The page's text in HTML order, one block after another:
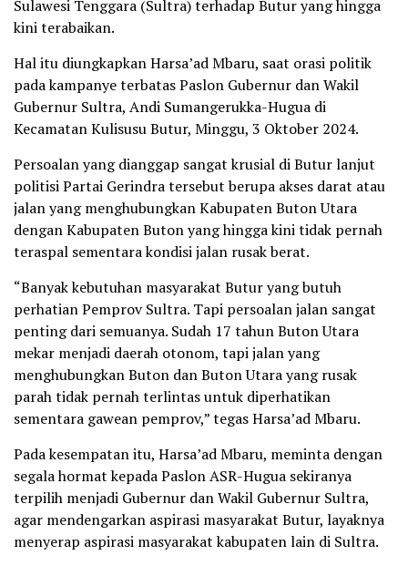
Sulawesi Tenggara (Sultra) terhadap Butur yang hingga
kini terabaikan.
Hal itu diungkapkan Harsa’ad Mbaru, saat orasi politik
pada kampanye terbatas Paslon Gubernur dan Wakil
Gubernur Sultra, Andi Sumangerukka-Hugua di
Kecamatan Kulisusu Butur, Minggu, 3 Oktober 2024.
Persoalan yang dianggap sangat krusial di Butur lanjut
politisi Partai Gerindra tersebut berupa akses darat atau
jalan yang menghubungkan Kabupaten Buton Utara
dengan Kabupaten Buton yang hingga kini tidak pernah
teraspal sementara kondisi jalan rusak berat.
“Banyak kebutuhan masyarakat Butur yang butuh
perhatian Pemprov Sultra. Tapi persoalan jalan sangat
penting dari semuanya. Sudah 17 tahun Buton Utara
mekar menjadi daerah otonom, tapi jalan yang
menghubungkan Buton dan Buton Utara yang rusak
parah tidak pernah terlintas untuk diperhatikan
sementara gawean pemprov,” tegas Harsa’ad Mbaru.
Pada kesempatan itu, Harsa’ad Mbaru, meminta dengan
segala hormat kepada Paslon ASR-Hugua sekiranya
terpilih menjadi Gubernur dan Wakil Gubernur Sultra,
agar mendengarkan aspirasi masyarakat Butur, layaknya
menyerap aspirasi masyarakat kabupaten lain di Sultra.